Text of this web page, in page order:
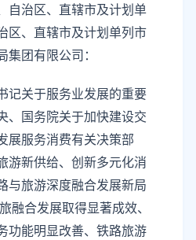
自治区、直辖市及计划单
区、直辖市及计划单列市
团有限公司：
记关于服务业发展的重要
、国务院关于加快建设交
展服务消费有关决策部
游新供给、创新多元化消
与旅游深度融合发展新局
融合发展取得显著成效、
功能明显改善、铁路旅游